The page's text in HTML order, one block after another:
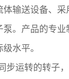
输送设备、
。产品的专
水平。
步运转的转子